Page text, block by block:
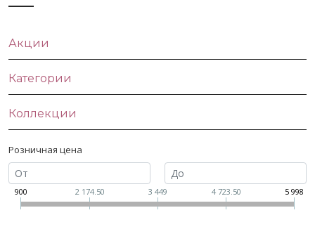
Акции
Категории
Коллекции
Розничная цена
900 2 174.50 3 449 4 723.50 5 998